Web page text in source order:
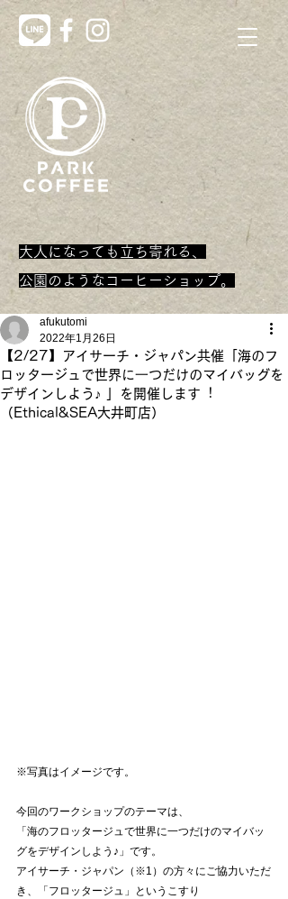
大人になっても立ち寄れる、
​公園のようなコーヒーショップ。
【2/27】アイサーチ・ジャパン共催「海のフ
ロッタージュで世界に⼀つだけのマイバッグを
デザインしよう♪ 」を開催します︕
（Ethical&SEA大井町店）
afukutomi
2022年1月26日
※写真はイメージです。
今回のワークショップのテーマは、
「海のフロッタージュで世界に⼀つだけのマイバッ
グをデザインしよう♪」です。
アイサーチ・ジャパン（※1）の⽅々にご協⼒いただ
き、「フロッタージュ」というこすり